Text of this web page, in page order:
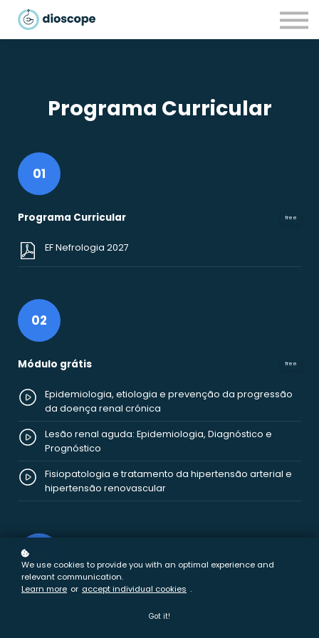
Parcerias
Programa Curricular
01
Programa Curricular free
EF Nefrologia 2027
02
Módulo grátis free
Epidemiologia, etiologia e prevenção da progressão
da doença renal crónica
Lesão renal aguda: Epidemiologia, Diagnóstico e
Prognóstico
Fisiopatologia e tratamento da hipertensão arterial e
hipertensão renovascular
Nefrologia clínica I
We use cookies to provide you with an optimal experience and
relevant communication.
Learn more or accept individual cookies .
Got it!